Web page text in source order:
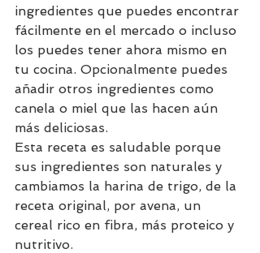
ingredientes que puedes encontrar
fácilmente en el mercado o incluso
los puedes tener ahora mismo en
tu cocina. Opcionalmente puedes
añadir otros ingredientes como
canela o miel que las hacen aún
más deliciosas.
Esta receta es saludable porque
sus ingredientes son naturales y
cambiamos la harina de trigo, de la
receta original, por avena, un
cereal rico en fibra, más proteico y
nutritivo.